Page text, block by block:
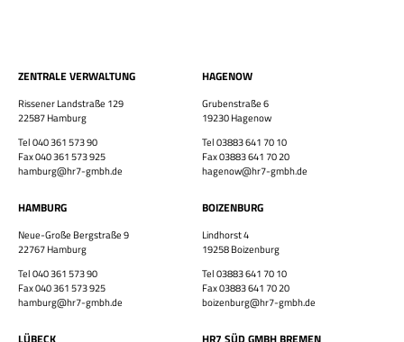
ZENTRALE VERWALTUNG
Rissener Landstraße 129
22587 Hamburg
Tel 040 361 573 90
Fax 040 361 573 925
hamburg@hr7-gmbh.de
HAMBURG
Neue-Große Bergstraße 9
22767 Hamburg
Tel 040 361 573 90
Fax 040 361 573 925
hamburg@hr7-gmbh.de
HAGENOW
Grubenstraße 6
19230 Hagenow
Tel 03883 641 70 10
Fax 03883 641 70 20
hagenow@hr7-gmbh.de
BOIZENBURG
Lindhorst 4
19258 Boizenburg
Tel 03883 641 70 10
Fax 03883 641 70 20
boizenburg@hr7-gmbh.de
LÜBECK HR7 SÜD GMBH BREMEN
HR7 GmbH
Bewirb dich jetzt!
Vor- & Nachname
E-Mail-Adresse
WhatsApp-Nummer
Wohnort / PLZ